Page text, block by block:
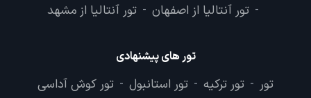
- تور آنتالیا از اصفهان - تور آنتالیا از مشهد
تور های پیشنهادی
تور - تور ترکیه - تور استانبول - تور کوش آداسی